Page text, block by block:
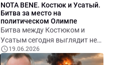
NOTA BENE. Костюк и Усатый.
Битва за место на
политическом Олимпе
Битва между Костюком и
Усатым сегодня выглядит не
спором двух политиков, а
борьбой за лидерство во всём
19.06.2026